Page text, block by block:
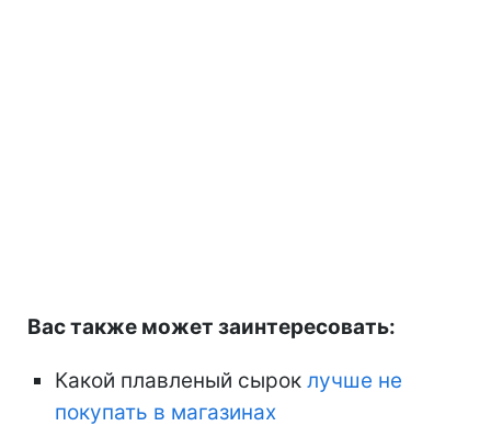
Вас также может заинтересовать:
Какой плавленый сырок лучше не
покупать в магазинах